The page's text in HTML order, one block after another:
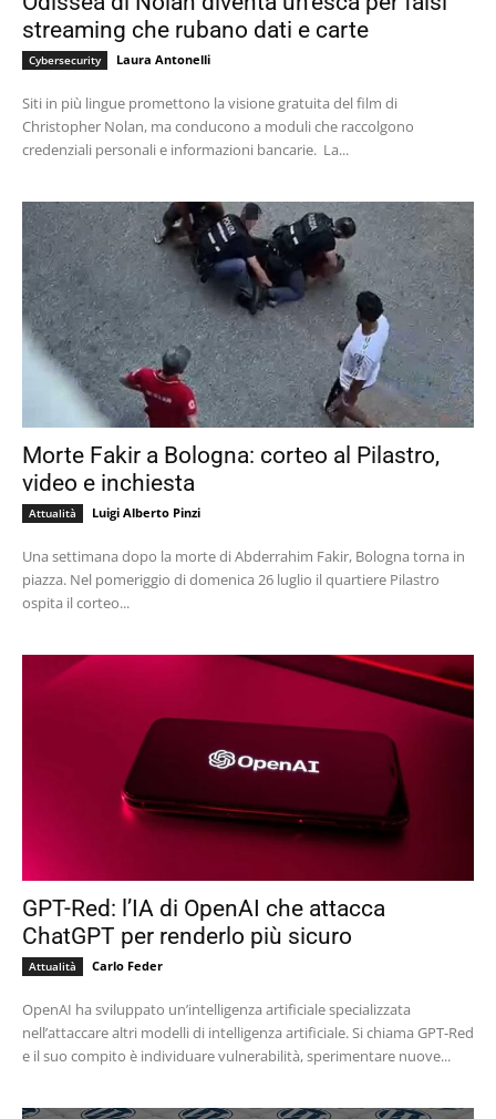
streaming che rubano dati e carte
Cybersecurity Laura Antonelli
Siti in più lingue promettono la visione gratuita del film di
Christopher Nolan, ma conducono a moduli che raccolgono
credenziali personali e informazioni bancarie. La...
Morte Fakir a Bologna: corteo al Pilastro,
video e inchiesta
Attualità Luigi Alberto Pinzi
Una settimana dopo la morte di Abderrahim Fakir, Bologna torna in
piazza. Nel pomeriggio di domenica 26 luglio il quartiere Pilastro
ospita il corteo...
GPT-Red: l’IA di OpenAI che attacca
ChatGPT per renderlo più sicuro
Attualità Carlo Feder
OpenAI ha sviluppato un’intelligenza artificiale specializzata
nell’attaccare altri modelli di intelligenza artificiale. Si chiama GPT-Red
e il suo compito è individuare vulnerabilità, sperimentare nuove...